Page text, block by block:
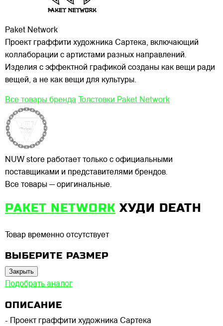
Paket Network
Проект граффити художника Сартека, включающий
коллаборации с артистами разных направлений.
Изделия с эффектной графикой созданы как вещи ради
вещей, а не как вещи для культуры.
Все товары бренда Толстовки Paket Network
NUW store работает только с официальными
поставщиками и представителями брендов.
Все товары — оригинальные.
PAKET NETWORK ХУДИ DEATH
Товар временно отсутствует
ВЫБЕРИТЕ РАЗМЕР
Закрыть
Подобрать аналог
ОПИСАНИЕ
- Проект граффити художника Сартека